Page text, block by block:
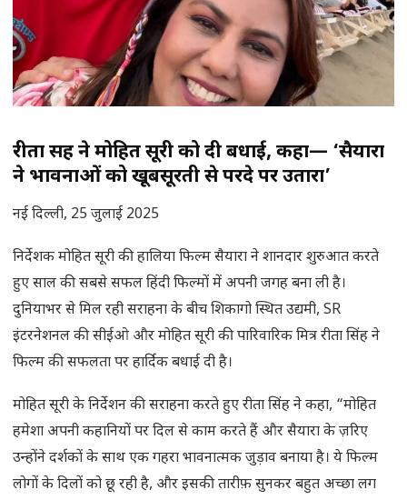
रीता सिंह ने मोहित सूरी को दी बधाई, कहा— ‘सैयारा
ने भावनाओं को खूबसूरती से परदे पर उतारा’
नई दिल्ली, 25 जुलाई 2025
निर्देशक मोहित सूरी की हालिया फिल्म सैयारा ने शानदार शुरुआत करते
हुए साल की सबसे सफल हिंदी फिल्मों में अपनी जगह बना ली है।
दुनियाभर से मिल रही सराहना के बीच शिकागो स्थित उद्यमी, SR
इंटरनेशनल की सीईओ और मोहित सूरी की पारिवारिक मित्र रीता सिंह ने
फिल्म की सफलता पर हार्दिक बधाई दी है।
मोहित सूरी के निर्देशन की सराहना करते हुए रीता सिंह ने कहा, “मोहित
हमेशा अपनी कहानियों पर दिल से काम करते हैं और सैयारा के ज़रिए
उन्होंने दर्शकों के साथ एक गहरा भावनात्मक जुड़ाव बनाया है। ये फिल्म
लोगों के दिलों को छू रही है, और इसकी तारीफ़ सुनकर बहुत अच्छा लग